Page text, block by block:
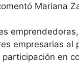
Mariana
empresarias al
en